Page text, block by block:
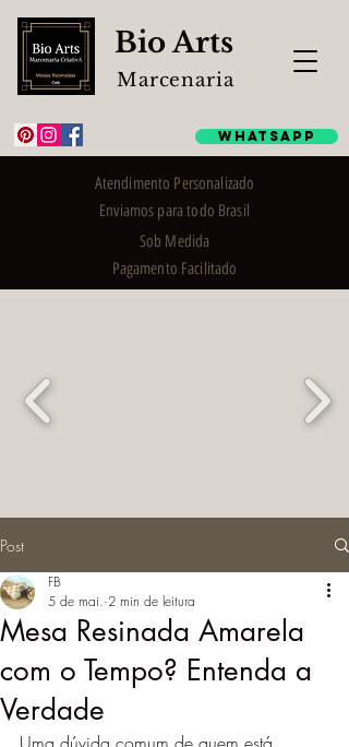
Atendimento Personalizado
Enviamos para todo Brasil
Sob Medida
Pagamento Facilitado
Bio Arts
Marcenaria
WhatsApp
Post
Mesa Resinada Amarela
com o Tempo? Entenda a
Verdade
FB
5 de mai. 2 min de leitura